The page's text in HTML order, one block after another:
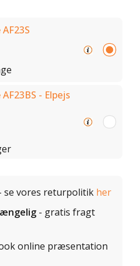
- Elpejs
se vores returpolitik her
- gratis fragt
online præsentation